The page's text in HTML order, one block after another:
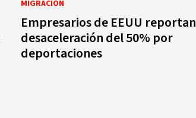
MIGRACIÓN
Empresarios de EEUU reportan
desaceleración del 50% por
deportaciones